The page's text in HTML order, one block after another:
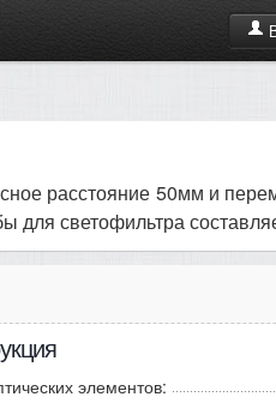
расстояние 50мм и
для светофильтра
элементов: